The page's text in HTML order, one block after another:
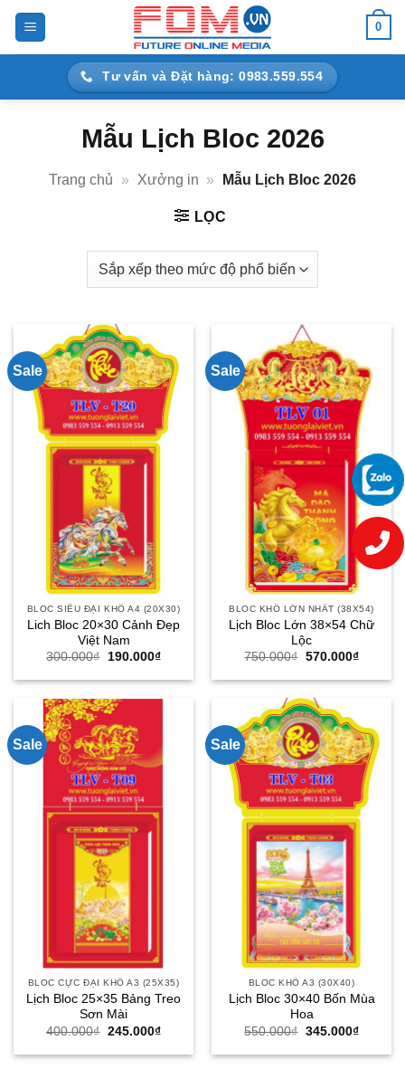
Bỏ
nội
0
Tư vấn và Đặt hàng: 0983.559.554
Mẫu Lịch Bloc 2026
Trang chủ » Xưởng in » Mẫu Lịch Bloc 2026
LỌC
Sale
BLOC SIÊU ĐẠI KHỔ A4 (20X30)
Lich Bloc 20×30 Cảnh Đẹp
Việt Nam
300.000₫
Giá
là:
190.000₫Giá
tại
190.000₫.
Sale
BLOC KHỔ LỚN NHẤT (38X54)
Lịch Bloc Lớn 38×54 Chữ
Lộc
750.000₫ Giá
là:
570.000₫Giá
tại
Sale
BLOC CỰC ĐẠI KHỔ A3 (25X35)
Lịch Bloc 25×35 Bảng Treo
Sơn Mài
400.000₫ Giá
là:
245.000₫Giá
tại
Sale
BLOC KHỔ A3 (30X40)
Lịch Bloc 30×40 Bốn Mùa
Hoa
550.000₫ Giá
là:
345.000₫Giá
tại